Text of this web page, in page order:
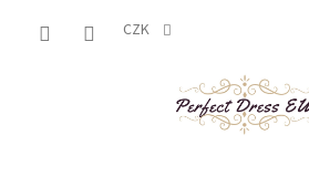
CZK